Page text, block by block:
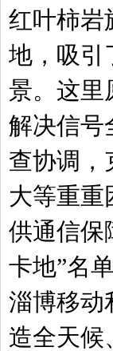
红叶柿岩
地，吸引
景。这里
解决信号
查协调，
大等重重
供通信保
卡地”名单
淄博移动
造全天候